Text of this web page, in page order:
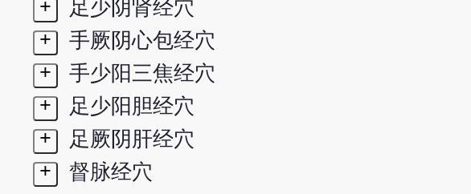
+
足少阴肾经穴
+
手厥阴心包经穴
+
手少阳三焦经穴
+
足少阳胆经穴
+
足厥阴肝经穴
+
督脉经穴